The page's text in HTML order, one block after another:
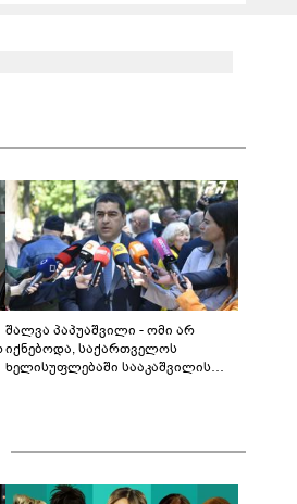
დაპირისპირების
- რა მოხდა ბაგრატიონის
იბრძოლა, ხელს
ცურვაც იქ ისწავლე, სადაც
ხორციელი
– რას წერს ხობში დაღუპული
ახლობელი?
შალვა პაპუაშვილი - ომი არ
იქნებოდა, საქართველოს
ხელისუფლებაში სააკაშვილის